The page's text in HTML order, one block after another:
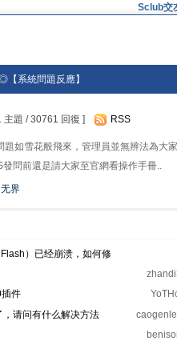
Sclub交
系統問題反應】
主題 / 30761 回復 ] RSS
如雪花般飛來，管理員並無辨法為大
問前還是請大家至官網看操作手冊..
无界
）已经崩溃，如何修
件
请问有什么解决方法